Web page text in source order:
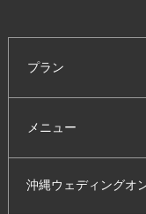
プラン
メニュー
沖縄ウェディングオ